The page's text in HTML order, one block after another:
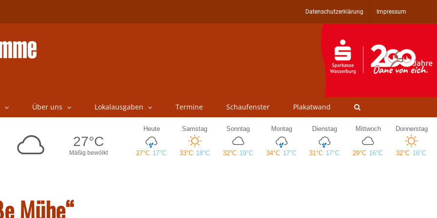
Datenschutzerklärung Impressum
Über uns Lokalausgaben Termine Schaufenster Plakatwand
Mühe“